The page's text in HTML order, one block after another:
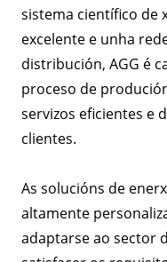
sistema científico de
excelente e unha
distribución, AGG é
proceso de
servizos eficientes e
clientes.
As solucións de
altamente
adaptarse ao sector